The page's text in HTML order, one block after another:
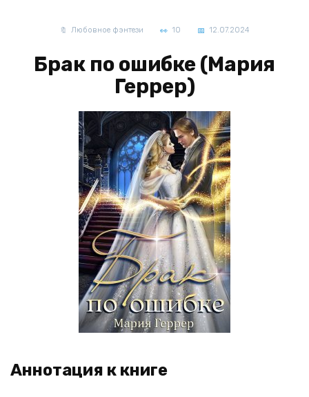
Любовное фэнтези 10 12.07.2024
Брак по ошибке (Мария
Геррер)
Аннотация к книге